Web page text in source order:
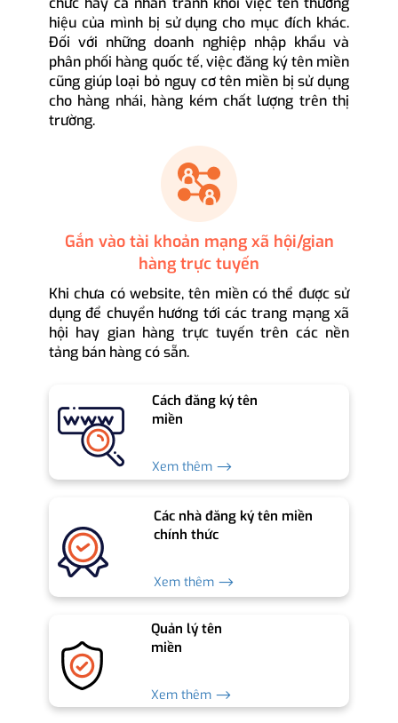
hiệu của mình bị sử dụng cho mục đích khác.
Đối với những doanh nghiệp nhập khẩu và
phân phối hàng quốc tế, việc đăng ký tên miền
cũng giúp loại bỏ nguy cơ tên miền bị sử dụng
cho hàng nhái, hàng kém chất lượng trên thị
trường.
Gắn vào tài khoản mạng xã hội/gian
hàng trực tuyến
Khi chưa có website, tên miền có thể được sử
dụng để chuyển hướng tới các trang mạng xã
hội hay gian hàng trực tuyến trên các nền
tảng bán hàng có sẵn.
Cách đăng ký tên
miền
Xem thêm ⟶
Các nhà đăng ký tên miền
chính thức
Xem thêm ⟶
Quản lý tên
miền
Xem thêm ⟶